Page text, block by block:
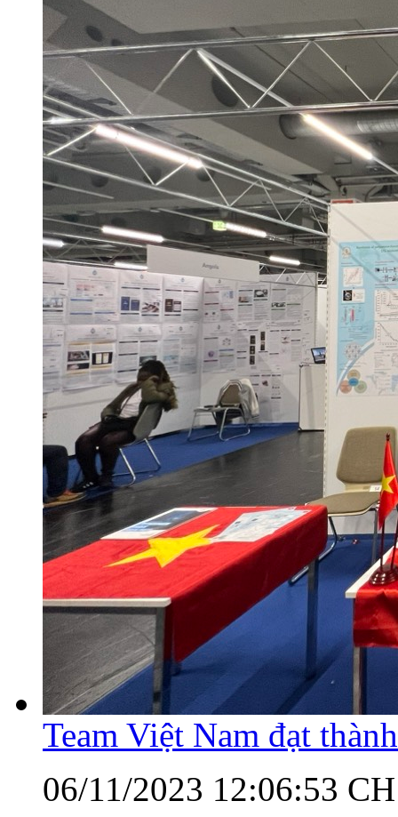
Team Việt Nam đạt
06/11/2023 12:06:53 CH